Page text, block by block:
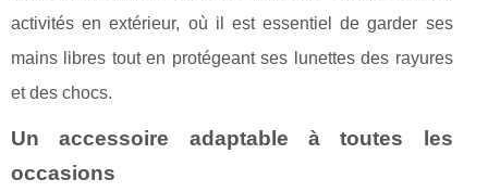
activités en extérieur, où il est essentiel de garder ses
mains libres tout en protégeant ses lunettes des rayures
et des chocs.
Un accessoire adaptable à toutes les
occasions